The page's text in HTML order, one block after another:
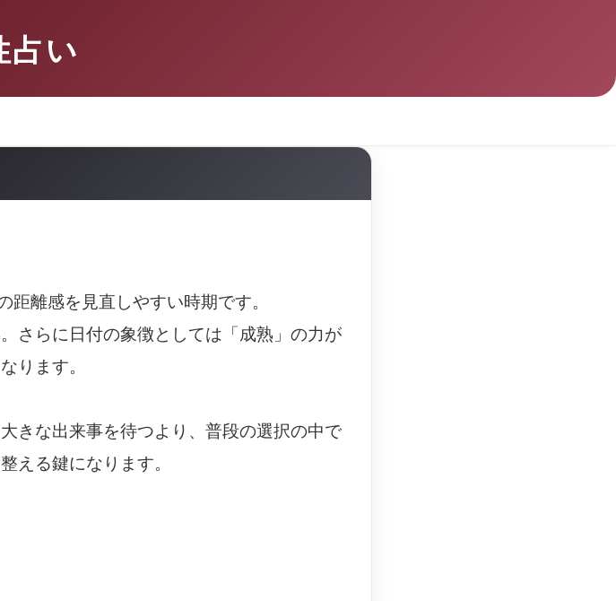
占い
離感を見直しやすい時期です。
さらに日付の象徴としては「成熟」の力が
ります。
きな出来事を待つより、普段の選択の中で
える鍵になります。